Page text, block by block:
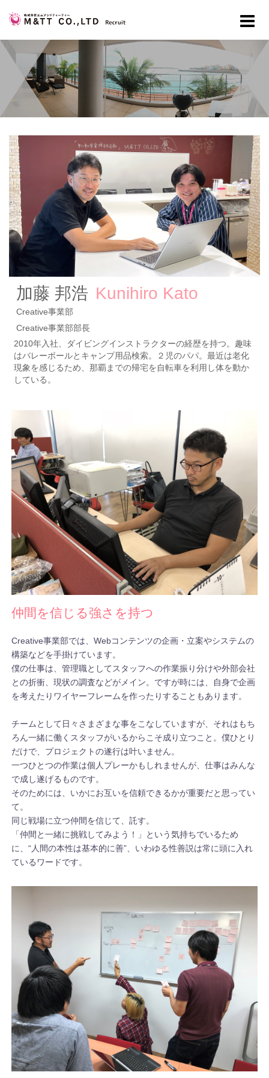
ン
キ
ッ
加藤 邦浩 Kunihiro Kato
Creative事業部
Creative事業部部長
2010年入社、ダイビングインストラクターの経歴を持つ。趣味
はバレーボールとキャンプ用品検索。２児のパパ。最近は老化
現象を感じるため、那覇までの帰宅を自転車を利用し体を動か
している。
仲間を信じる強さを持つ
Creative事業部では、Webコンテンツの企画・立案やシステムの
構築などを手掛けています。
僕の仕事は、管理職としてスタッフへの作業振り分けや外部会社
との折衝、現状の調査などがメイン。ですが時には、自身で企画
を考えたりワイヤーフレームを作ったりすることもあります。
チームとして日々さまざまな事をこなしていますが、それはもち
ろん一緒に働くスタッフがいるからこそ成り立つこと。僕ひとり
だけで、プロジェクトの遂行は叶いません。
一つひとつの作業は個人プレーかもしれませんが、仕事はみんな
で成し遂げるものです。
そのためには、いかにお互いを信頼できるかが重要だと思ってい
て。
同じ戦場に立つ仲間を信じて、託す。
「仲間と一緒に挑戦してみよう！」という気持ちでいるため
に、“人間の本性は基本的に善”、いわゆる性善説は常に頭に入れ
ているワードです。